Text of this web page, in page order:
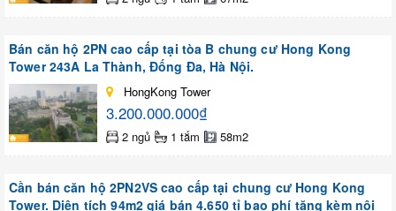
Bán căn hộ 2PN cao cấp tại tòa B chung cư Hong Kong
Tower 243A La Thành, Đống Đa, Hà Nội.
HongKong Tower
3.200.000.000₫
2 ngủ 1 tắm 58m2
Cần bán căn hộ 2PN2VS cao cấp tại chung cư Hong Kong
Tower. Diện tích 94m2 giá bán 4.650 tỉ bao phí tặng kèm nội